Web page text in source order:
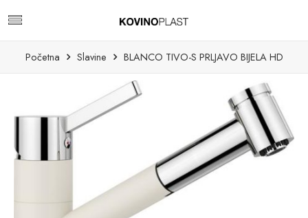
Početna Slavine BLANCO TIVO-S PRLJAVO BIJELA HD